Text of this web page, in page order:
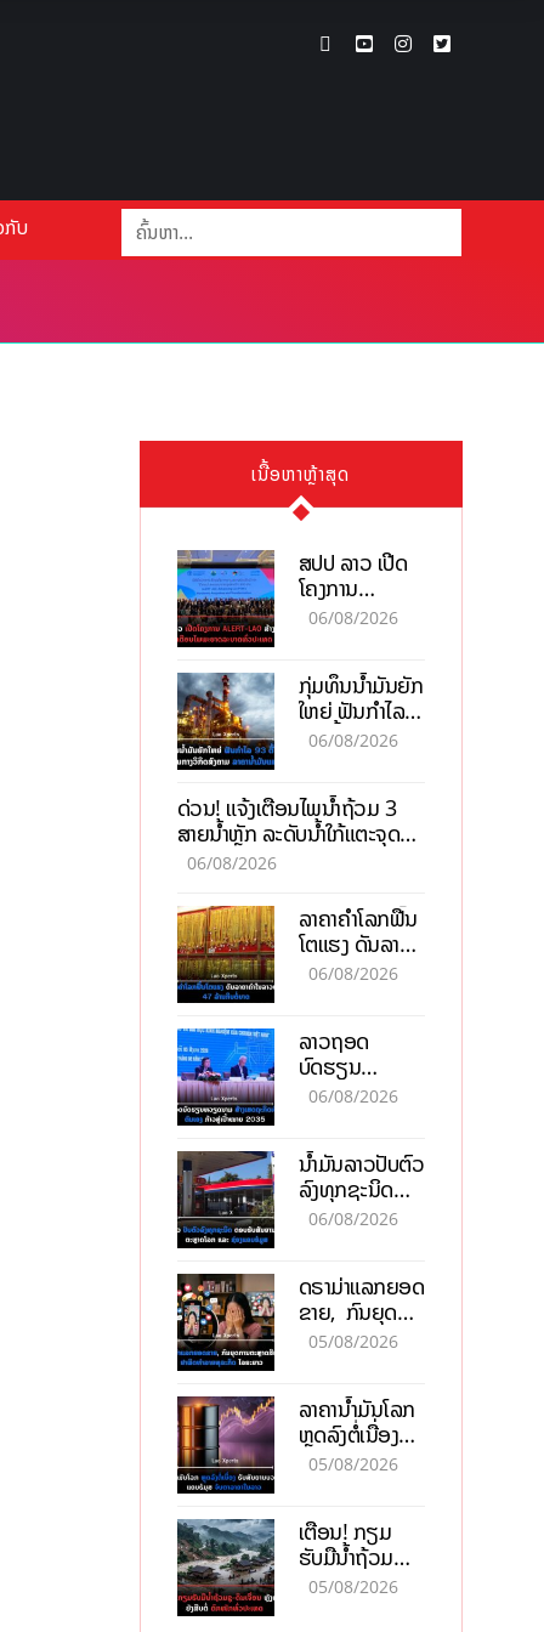
ກັບ
ເນື້ອຫາຫຼ້າສຸດ
ສປປ ລາວ ເປີດ
ໂຄງການ
ALERT-LAO
ລະບາດທົ່ວ
ປະເທດ
06/08/2026
ກຸ່ມທຶນນ້ຳມັນຍັກ
ໃຫຍ່ ຟັນກຳໄລ
93 ຕື້ໂດລາ
ນໍ້າມັນແພງ
06/08/2026
ດ່ວນ! ແຈ້ງເຕືອນໄພນໍ້າຖ້ວມ 3
ສາຍນໍ້າຫຼັກ ລະດັບນໍ້າໃກ້ແຕະຈຸດ
ອັນຕະລາຍ
06/08/2026
ລາຄາຄຳໂລກຟື້ນ
ໂຕແຮງ ດັນລາຄາ
ຄຳໃນລາວທະລຸ
06/08/2026
ລາວຖອດ
ບົດຮຽນ
ຫວຽດນາມ ສ້າງ
ເປົ້າໝາຍ 2035
06/08/2026
ນໍ້າມັນລາວປັບຕົວ
ລົງທຸກຊະນິດ
ຕອບຮັບສັນຍານ
ແຄບຮໍມູສ
06/08/2026
ດຣາມ່າແລກຍອດ
ຂາຍ, ກົນຍຸດ
ການຕະຫຼາດສີ
ໄລຍະຍາວ
05/08/2026
ລາຄານ້ຳມັນໂລກ
ຫຼຸດລົງຕໍ່ເນື່ອງ
ຮັບສັນຍານບວກ
ລາວ
05/08/2026
ເຕືອນ! ກຽມ
ຮັບມືນໍ້າຖ້ວມ
ກະທັນຫັນ-ດິນ
05/08/2026